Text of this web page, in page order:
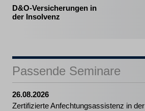
D&O-Versicherungen in
der Insolvenz
Passende Seminare
26.08.2026
Zertifizierte Anfechtungsassistenz in der